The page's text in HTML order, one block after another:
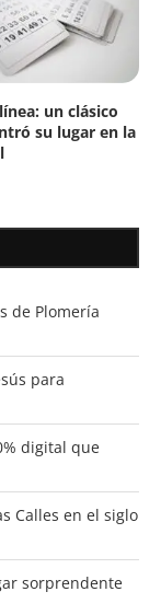
un clásico
su lugar en la
de Plomería
para
digital que
Calles en el siglo
sorprendente